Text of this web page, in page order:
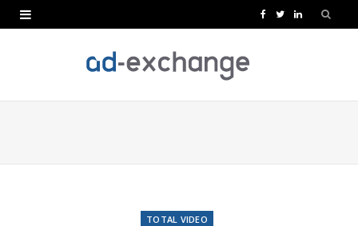
e
T
t
L
k
TOTAL VIDEO